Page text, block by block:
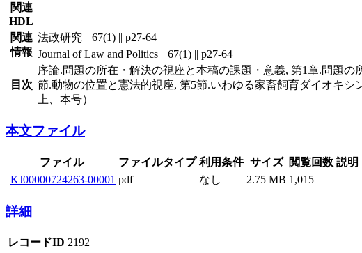
関連
HDL
関連
情報
法政研究 || 67(1) || p27-64
Journal of Law and Politics || 67(1) || p27-64
目次
序論.問題の所在・解決の視座と本稿の課題・意義, 第1章.問題
節.動物の位置と憲法的視座, 第5節.いわゆる家畜飼育ダイオキ
上、本号）
本文ファイル
ファイル ファイルタイプ 利用条件 サイズ 閲覧回数 説明
KJ00000724263-00001 pdf なし 2.75 MB 1,015
詳細
レコードID 2192